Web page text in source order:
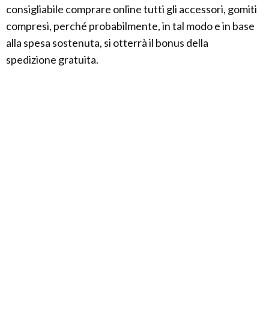
consigliabile comprare online tutti gli accessori, gomiti
compresi, perché probabilmente, in tal modo e in base
alla spesa sostenuta, si otterrà il bonus della
spedizione gratuita.